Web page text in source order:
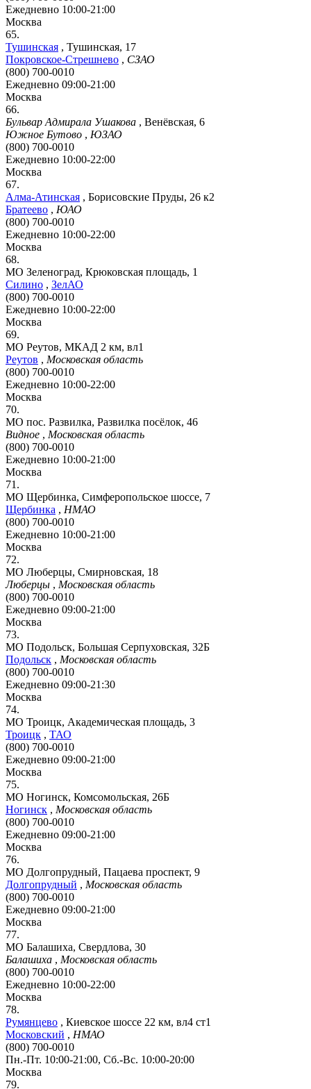
Ежедневно 10:00-21:00
Москва
65.
Тушинская , Тушинская, 17
Покровское-Стрешнево , СЗАО
(800) 700-0010
Ежедневно 09:00-21:00
Москва
66.
Бульвар Адмирала Ушакова , Венёвская, 6
Южное Бутово , ЮЗАО
(800) 700-0010
Ежедневно 10:00-22:00
Москва
67.
Алма-Атинская , Борисовские Пруды, 26 к2
Братеево , ЮАО
(800) 700-0010
Ежедневно 10:00-22:00
Москва
68.
МО Зеленоград, Крюковская площадь, 1
Силино , ЗелАО
(800) 700-0010
Ежедневно 10:00-22:00
Москва
69.
МО Реутов, МКАД 2 км, вл1
Реутов , Московская область
(800) 700-0010
Ежедневно 10:00-22:00
Москва
70.
МО пос. Развилка, Развилка посёлок, 46
Видное , Московская область
(800) 700-0010
Ежедневно 10:00-21:00
Москва
71.
МО Щербинка, Симферопольское шоссе, 7
Щербинка , НМАО
(800) 700-0010
Ежедневно 10:00-21:00
Москва
72.
МО Люберцы, Смирновская, 18
Люберцы , Московская область
(800) 700-0010
Ежедневно 09:00-21:00
Москва
73.
МО Подольск, Большая Серпуховская, 32Б
Подольск , Московская область
(800) 700-0010
Ежедневно 09:00-21:30
Москва
74.
МО Троицк, Академическая площадь, 3
Троицк , ТАО
(800) 700-0010
Ежедневно 09:00-21:00
Москва
75.
МО Ногинск, Комсомольская, 26Б
Ногинск , Московская область
(800) 700-0010
Ежедневно 09:00-21:00
Москва
76.
МО Долгопрудный, Пацаева проспект, 9
Долгопрудный , Московская область
(800) 700-0010
Ежедневно 09:00-21:00
Москва
77.
МО Балашиха, Свердлова, 30
Балашиха , Московская область
(800) 700-0010
Ежедневно 10:00-22:00
Москва
78.
Румянцево , Киевское шоссе 22 км, вл4 ст1
Московский , НМАО
(800) 700-0010
Пн.-Пт. 10:00-21:00, Сб.-Вс. 10:00-20:00
Москва
79.